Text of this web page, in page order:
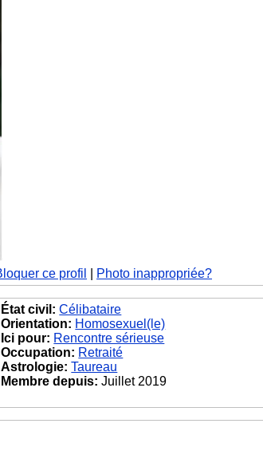
ce profil Photo inappropriée?
État civil: Célibataire
Orientation: Homosexuel(le)
Ici pour: Rencontre sérieuse
Occupation: Retraité
Astrologie: Taureau
Membre depuis: Juillet 2019